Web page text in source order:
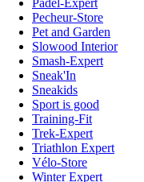
Padel-Expert
Pecheur-Store
Pet and Garden
Slowood Interior
Smash-Expert
Sneak'In
Sneakids
Sport is good
Training-Fit
Trek-Expert
Triathlon Expert
Vélo-Store
Winter Expert